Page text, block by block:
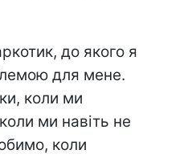
до якого я
для мене.
коли ми
ми навіть не
коли